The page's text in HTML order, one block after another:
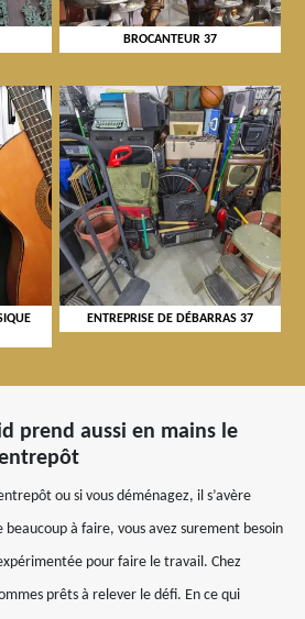
BROCANTEUR 37
ENTREPRISE DE DÉBARRAS 37
prend aussi en mains le
ou si vous déménagez, il s’avère
beaucoup à faire, vous avez surement besoin
pour faire le travail. Chez
prêts à relever le défi. En ce qui